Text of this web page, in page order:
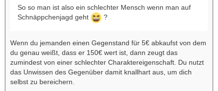
So so man ist also ein schlechter Mensch wenn man auf
Schnäppchenjagd geht
?
Wenn du jemanden einen Gegenstand für 5€ abkaufst von dem
du genau weißt, dass er 150€ wert ist, dann zeugt das
zumindest von einer schlechter Charaktereigenschaft. Du nutzt
das Unwissen des Gegenüber damit knallhart aus, um dich
selbst zu bereichern.